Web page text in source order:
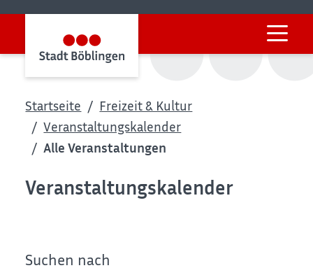
Startseite
Freizeit & Kultur
Veranstaltungskalender
Alle Veranstaltungen
Veranstaltungskalender
Suchen nach